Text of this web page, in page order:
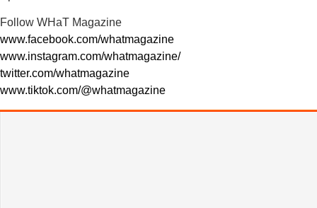
Follow WHaT Magazine
www.facebook.com/whatmagazine
www.instagram.com/whatmagazine/
twitter.com/whatmagazine
www.tiktok.com/@whatmagazine